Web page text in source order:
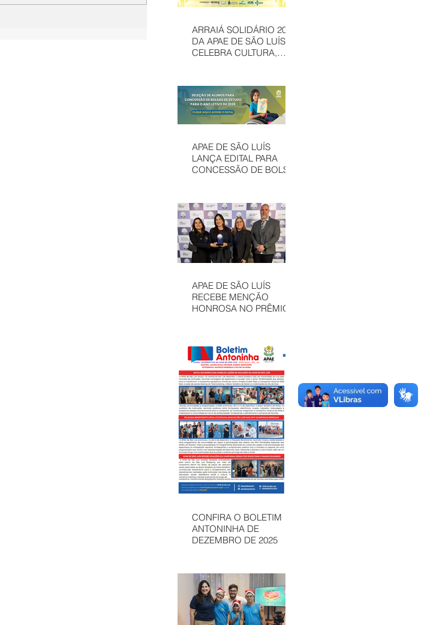
ARRAIÁ SOLIDÁRIO 2026
DA APAE DE SÃO LUÍS
CELEBRA CULTURA,
MAIS UMA EDIÇÃO
JUNINA
APAE DE SÃO LUÍS
LANÇA EDITAL PARA
CONCESSÃO DE BOLSAS
APAE DE SÃO LUÍS
RECEBE MENÇÃO
HONROSA NO PRÊMIO
CONFIRA O BOLETIM
ANTONINHA DE
DEZEMBRO DE 2025